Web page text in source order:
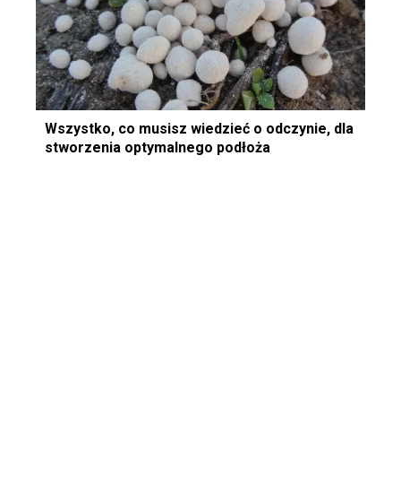
Wszystko, co musisz wiedzieć o odczynie, dla
stworzenia optymalnego podłoża